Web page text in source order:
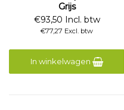
Grijs
€93,50 Incl. btw
€77,27 Excl. btw
In winkelwagen